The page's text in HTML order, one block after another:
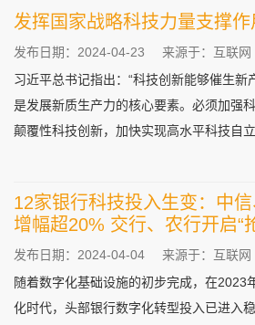
发挥国家战略科技力量支撑作
发布日期：2024-04-23
来源于：互联网
习近平总书记指出：“科技创新能够催生新
是发展新质生产力的核心要素。必须加强
颠覆性科技创新，加快实现高水平科技自立
12家银行科技投入生变：中
增幅超20% 交行、农行开启“
发布日期：2024-04-04
来源于：互联网
随着数字化基础设施的初步完成，在2023
化时代，头部银行数字化转型投入已进入